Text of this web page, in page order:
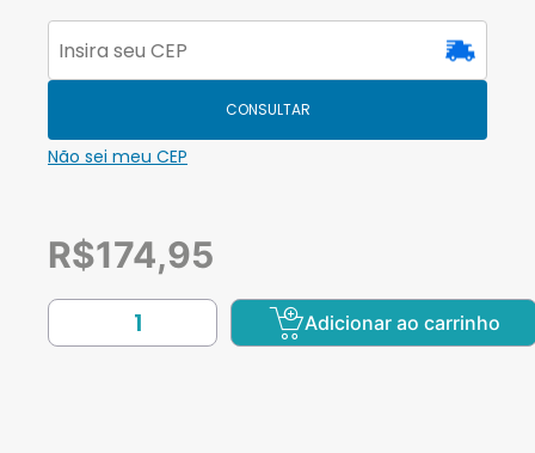
CONSULTAR
Não sei meu CEP
R$174,95
Adicionar ao carrinho